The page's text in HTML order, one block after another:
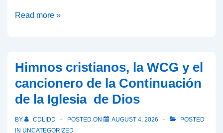
¿Podrían
terminar
en
2033,
publicó
Read more »
Himnos cristianos, la WCG y el
cancionero de la Continuación
de la Iglesia de Dios
BY CDLIDD POSTED ON AUGUST 4, 2026
POSTED
IN UNCATEGORIZED